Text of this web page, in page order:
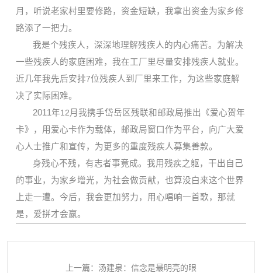
月，听说老家村里要修路，资金短缺，我拿出资金为家乡修
路添了一把力。
我是个残疾人，深深地理解残疾人的内心痛苦。为解决
一些残疾人的家庭困难，我在工厂里尽量安排残疾人就业。
近几年我先后安排7位残疾人到厂里来工作，为这些家庭解
决了实际困难。
2011年12月我携手岱岳区残联和邮政局推出《爱心贺年
卡》，用爱心卡作为载体，邮政局窗口作为平台，向广大爱
心人士推广和宣传，为更多的重度残疾人募集善款。
身残心不残，有志者事竟成。我用残疾之躯，干出自己
的事业，为家乡增光，为社会做贡献，也算没白来这个世界
上走一遭。今后，我会更加努力，用心唱响一首歌，那就
是，爱拼才会赢。
上一篇：汤建泉：信念是最明亮的眼